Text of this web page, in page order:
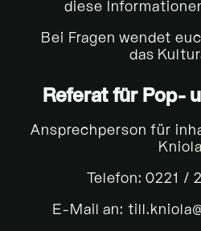
diese
Bei Fragen wendet
das
Referat für Pop-
Ansprechperson für
Kniola
Telefon: 0221 /
E-Mail an: